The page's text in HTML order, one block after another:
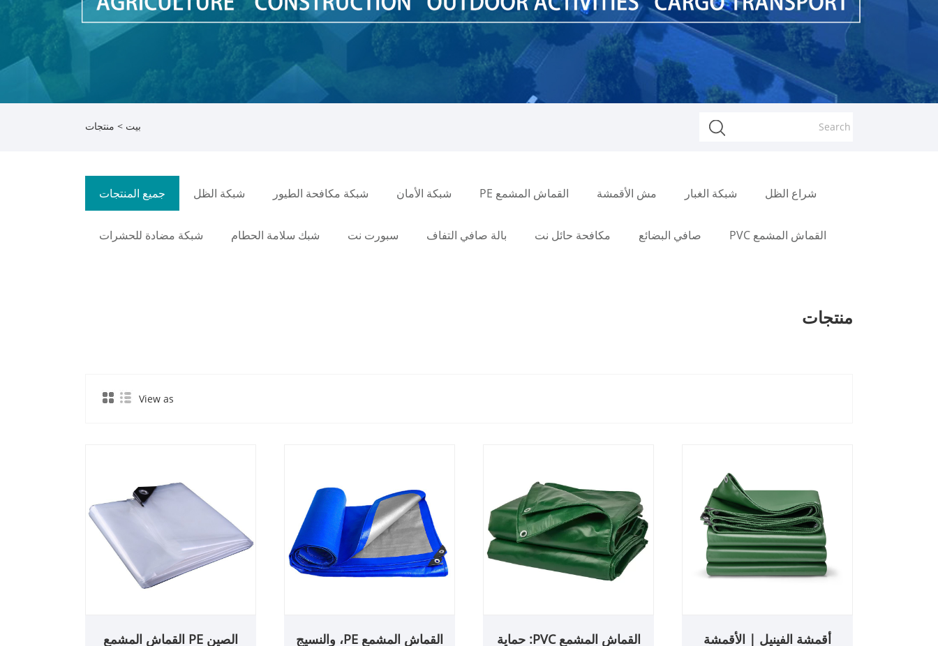
بيت > منتجات
جميع المنتجات شبكة الظل شبكة مكافحة الطيور شبكة الأمان القماش المشمع PE مش الأقمشة شبكة الغبار شراع الظل
شبكة مضادة للحشرات شبك سلامة الحطام سبورت نت بالة صافي التفاف مكافحة حائل نت صافي البضائع القماش المشمع PVC
منتجات
View as
أقمشة الفينيل | الأقمشة
القماش المشمع PVC: حماية
القماش المشمع PE، والنسيج
الصين PE القماش المشمع